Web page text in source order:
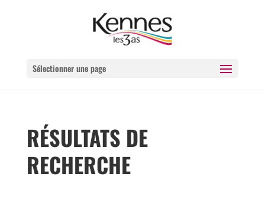
Sélectionner une page
RÉSULTATS DE
RECHERCHE